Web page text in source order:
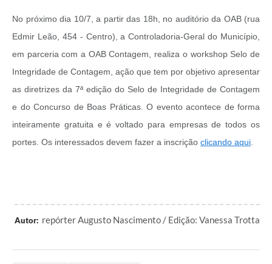
No próximo dia 10/7, a partir das 18h, no auditório da OAB (rua
Edmir Leão, 454 - Centro), a Controladoria-Geral do Município,
em parceria com a OAB Contagem, realiza o workshop Selo de
Integridade de Contagem, ação que tem por objetivo apresentar
as diretrizes da 7ª edição do Selo de Integridade de Contagem
e do Concurso de Boas Práticas. O evento acontece de forma
inteiramente gratuita e é voltado para empresas de todos os
portes. Os interessados devem fazer a inscrição clicando aqui
Autor: repórter Augusto Nascimento / Edição: Vanessa Trotta